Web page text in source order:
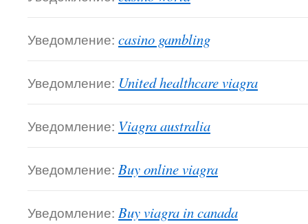
Уведомление: casino gambling
Уведомление: United healthcare viagra
Уведомление: Viagra australia
Уведомление: Buy online viagra
Уведомление: Buy viagra in canada